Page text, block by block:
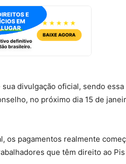
divulgação oficial, sendo
no próximo dia 15 de
os pagamentos realmente
que têm direito ao